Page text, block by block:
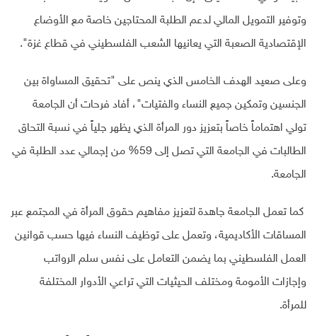
وتوفير التمويل المالي لدعم الطلبة المحتاجين خاصة مع الأوضاع
الإقتصادية الصعبة التي يعانيها الشعب الفلسطيني في قطاع غزة".
وعلى صعيد الهدف الخامس الذي ينص على "تحقيق المساواة بين
الجنسين وتمكين جميع النساء والفتيات"، أفاد فرحات أن الجامعة
تولي اهتماماً خاصاً بتعزيز دور المرأة الذي يظهر جلياً في نسبة التحاق
الطالبات في الجامعة التي تصل إلى 59% من إجمالي عدد الطلبة في
الجامعة.
كما تعمل الجامعة جاهدة لتعزيز مفاهيم حقوق المرأة في المجتمع عبر
المساقات الأكاديمية، وتعمل على توظيف النساء فيها حسب قوانين
العمل الفلسطيني بما يضمن التعامل على نفس سلم الرواتب
وإجازات الأمومة ومختلف الحيثيات التي تراعي الأدوار المختلفة
للمرأة.